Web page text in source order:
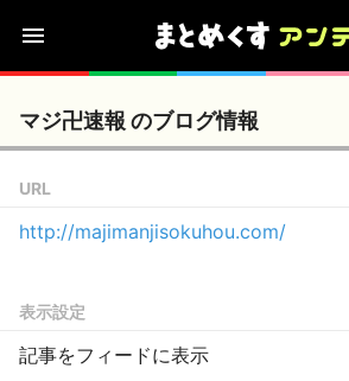
マジ卍速報 のブログ情報
URL
http://majimanjisokuhou.com/
表示設定
記事をフィードに表示